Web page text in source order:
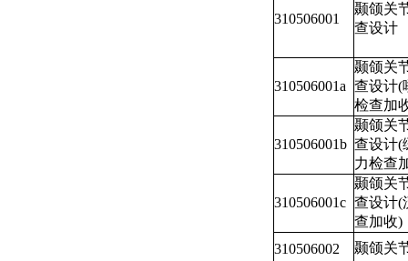
310506001
颞颌关
查设计
310506001a
颞颌关
查设计(
检查加
310506001b
颞颌关
查设计(
力检查
310506001c
颞颌关
查设计(
查加收)
310506002
颞颌关